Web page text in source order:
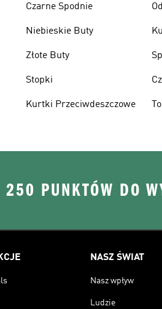
Czarne Spodnie
Niebieskie Buty
Złote Buty
Stopki
Kurtki Przeciwdeszczowe
PUNKTÓW DO
NASZ ŚWIAT
Nasz wpływ
Ludzie